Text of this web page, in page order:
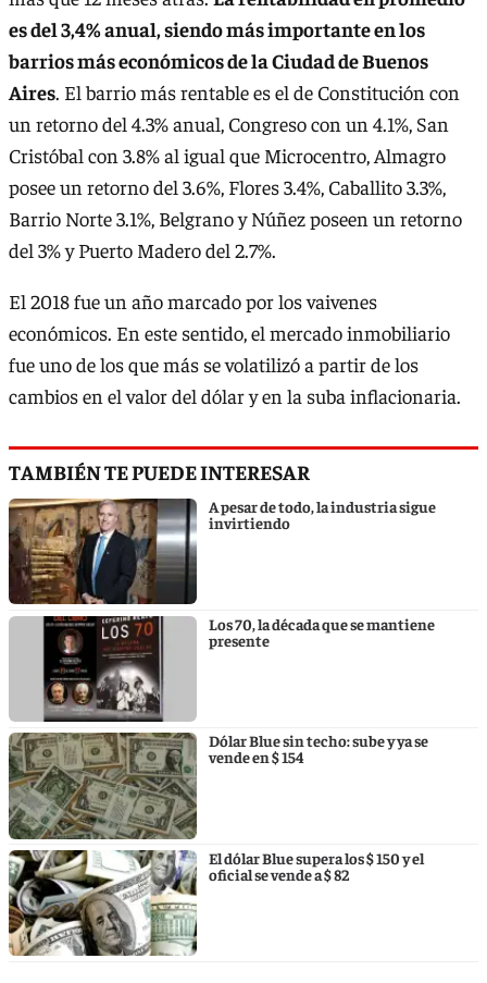
es del 3,4% anual, siendo más importante en los
barrios más económicos de la Ciudad de Buenos
Aires. El barrio más rentable es el de Constitución con
un retorno del 4.3% anual, Congreso con un 4.1%, San
Cristóbal con 3.8% al igual que Microcentro, Almagro
posee un retorno del 3.6%, Flores 3.4%, Caballito 3.3%,
Barrio Norte 3.1%, Belgrano y Núñez poseen un retorno
del 3% y Puerto Madero del 2.7%.
El 2018 fue un año marcado por los vaivenes
económicos. En este sentido, el mercado inmobiliario
fue uno de los que más se volatilizó a partir de los
cambios en el valor del dólar y en la suba inflacionaria.
TAMBIÉN TE PUEDE INTERESAR
A pesar de todo, la industria sigue
invirtiendo
Los 70, la década que se mantiene
presente
Dólar Blue sin techo: sube y ya se
vende en $ 154
El dólar Blue supera los $ 150 y el
oficial se vende a $ 82